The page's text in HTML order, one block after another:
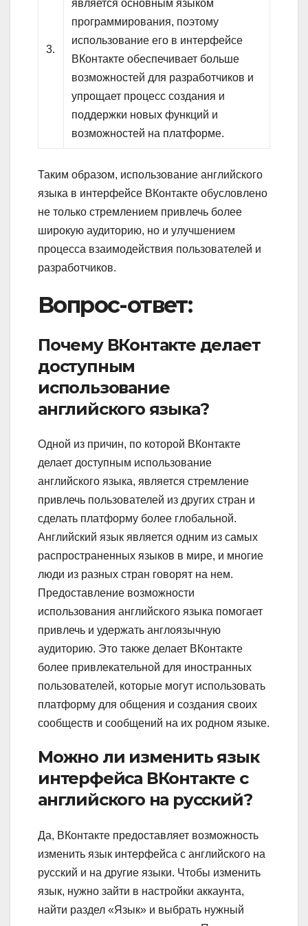
3.
является основным языком
программирования, поэтому
использование его в интерфейсе
ВКонтакте обеспечивает больше
возможностей для разработчиков и
упрощает процесс создания и
поддержки новых функций и
возможностей на платформе.
Таким образом, использование английского
языка в интерфейсе ВКонтакте обусловлено
не только стремлением привлечь более
широкую аудиторию, но и улучшением
процесса взаимодействия пользователей и
разработчиков.
Вопрос-ответ:
Почему ВКонтакте делает
доступным
использование
английского языка?
Одной из причин, по которой ВКонтакте
делает доступным использование
английского языка, является стремление
привлечь пользователей из других стран и
сделать платформу более глобальной.
Английский язык является одним из самых
распространенных языков в мире, и многие
люди из разных стран говорят на нем.
Предоставление возможности
использования английского языка помогает
привлечь и удержать англоязычную
аудиторию. Это также делает ВКонтакте
более привлекательной для иностранных
пользователей, которые могут использовать
платформу для общения и создания своих
сообществ и сообщений на их родном языке.
Можно ли изменить язык
интерфейса ВКонтакте с
английского на русский?
Да, ВКонтакте предоставляет возможность
изменить язык интерфейса с английского на
русский и на другие языки. Чтобы изменить
язык, нужно зайти в настройки аккаунта,
найти раздел «Язык» и выбрать нужный